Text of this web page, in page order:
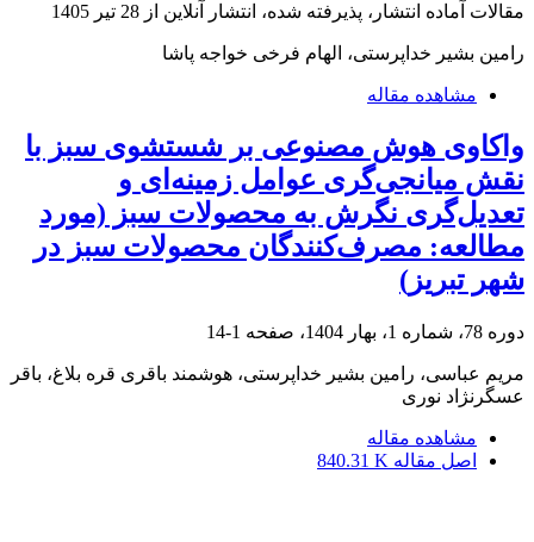
مقالات آماده انتشار، پذیرفته شده، انتشار آنلاین از 28 تیر 1405
رامین بشیر خداپرستی، الهام فرخی خواجه پاشا
مشاهده مقاله
واکاوی هوش مصنوعی بر شستشوی سبز با
نقش میانجی‌گری عوامل زمینه‌ای و
تعدیل‌گری نگرش به محصولات سبز (مورد
مطالعه: مصرف‌کنندگان محصولات سبز در
شهر تبریز)
دوره 78، شماره 1، بهار 1404، صفحه 1-14
مریم عباسی، رامین بشیر خداپرستی، هوشمند باقری قره بلاغ، باقر
عسگرنژاد نوری
مشاهده مقاله
اصل مقاله 840.31 K